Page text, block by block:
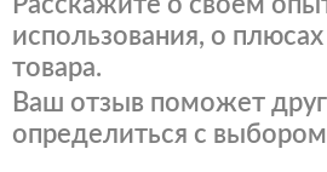
использования, о
товара.
Ваш отзыв поможет
определиться с